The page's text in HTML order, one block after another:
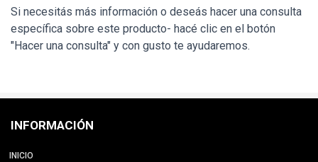
Si necesitás más información o deseás hacer una consulta
específica sobre este producto- hacé clic en el botón
"Hacer una consulta" y con gusto te ayudaremos.
INFORMACIÓN
INICIO